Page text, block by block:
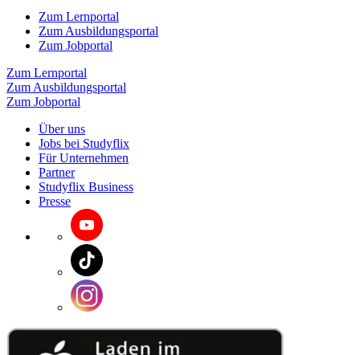
Zum Lernportal
Zum Ausbildungsportal
Zum Jobportal
Zum Lernportal
Zum Ausbildungsportal
Zum Jobportal
Über uns
Jobs bei Studyflix
Für Unternehmen
Partner
Studyflix Business
Presse